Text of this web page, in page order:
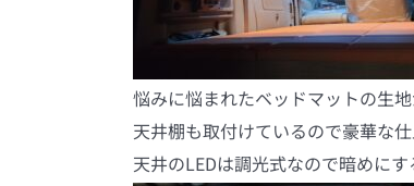
悩みに悩まれたベッドマットの生
天井棚も取付けているので豪華な
天井のLEDは調光式なので暗めに